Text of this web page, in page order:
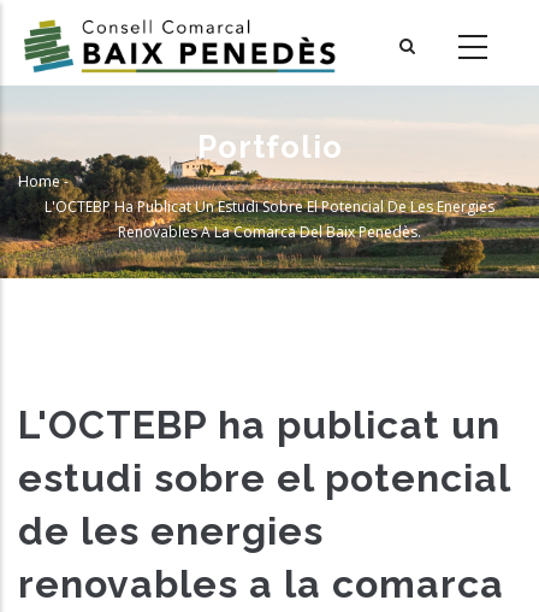
main
Portfolio
Breadcrumb
Home-
L'OCTEBP Ha Publicat Un Estudi Sobre El Potencial De Les Energies
Renovables A La Comarca Del Baix Penedès.
L'OCTEBP ha publicat un
estudi sobre el potencial
de les energies
renovables a la comarca